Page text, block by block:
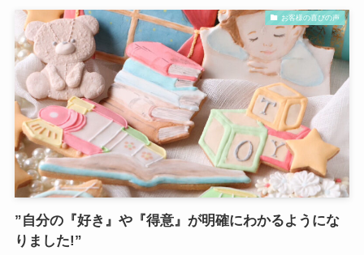
お客様の喜びの声
”自分の『好き』や『得意』が明確にわかるようにな
りました!”